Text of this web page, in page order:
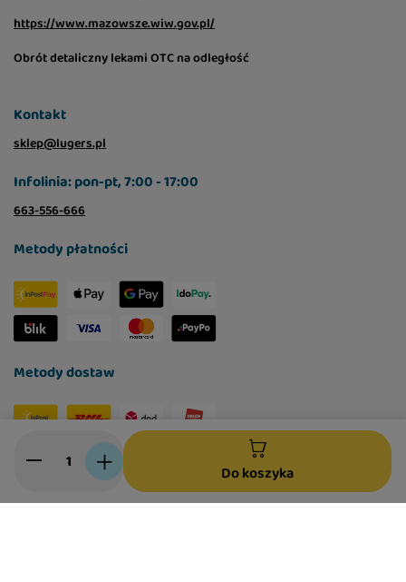
Do koszyka
https://www.mazowsze.wiw.gov.pl/
Obrót detaliczny lekami OTC na odległość
Kontakt
sklep@lugers.pl
Infolinia: pon-pt, 7:00 - 17:00
663-556-666
Metody płatności
Metody dostaw
Social media